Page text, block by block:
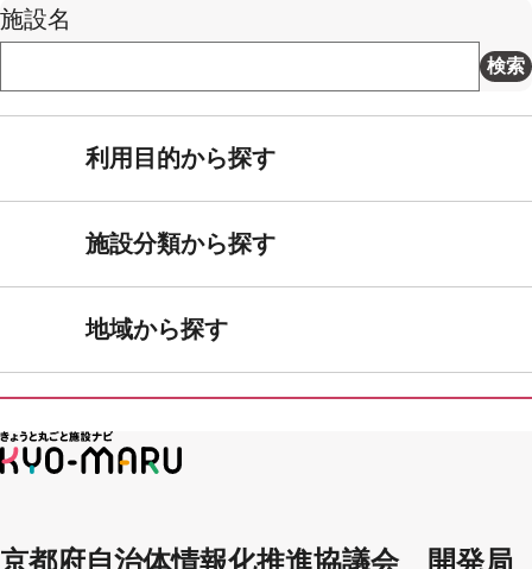
施設名
検索
利用目的から探す
施設分類から探す
地域から探す
京都府自治体情報化推進協議会 開発局